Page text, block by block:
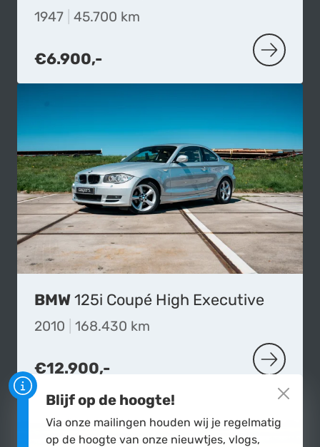
1947 45.700 km
€6.900,- MEER
BMW 125i Coupé High Executive
2010 168.430 km
€12.900,- MEER
Blijf op de hoogte!
Via onze mailingen houden wij je regelmatig
op de hoogte van onze nieuwtjes, vlogs,